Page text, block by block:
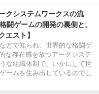
クシステムワークスの流
闘ゲームの開発の裏側と、
エスト】
どで知られ、世界的な格闘ゲ
な存在感を放つアークシステ
な組織体制で、いかにして世
ームを生み出しているのでし